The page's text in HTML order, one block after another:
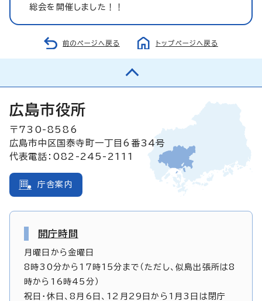
総会を開催しました！！
前のページへ戻る トップページへ戻る
広島市役所
〒730-8586
広島市中区国泰寺町一丁目6番34号
代表電話：082-245-2111
庁舎案内
開庁時間
月曜日から金曜日
8時30分から17時15分まで（ただし、似島出張所は8
時から16時45分）
祝日・休日、8月6日、12月29日から1月3日は閉庁